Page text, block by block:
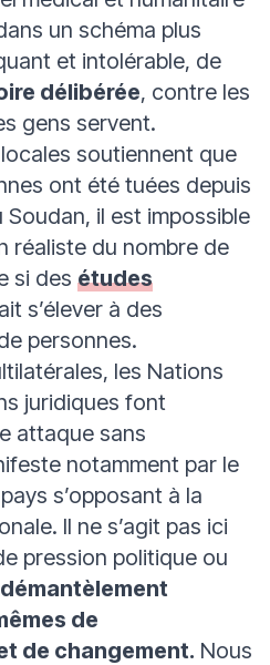
un schéma plus
et intolérable, de
délibérée, contre les
gens servent.
soutiennent que
ont été tuées depuis
il est impossible
réaliste du nombre de
si des études
s’élever à des
personnes.
les Nations
juridiques font
attaque sans
notamment par le
s’opposant à la
Il ne s’agit pas ici
pression politique ou
démantèlement
de
de changement. Nous